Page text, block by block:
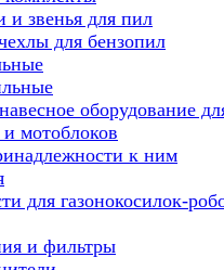
и звенья для пил
для бензопил
оборудование
и мотоблоков
к ним
для газонокосилок-
и фильтры